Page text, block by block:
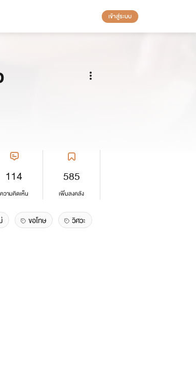
เข้าสู่ระบบ
114
ความคิดเห็น
585
เพิ่มลงคลัง
ขอโทษ วิศวะ